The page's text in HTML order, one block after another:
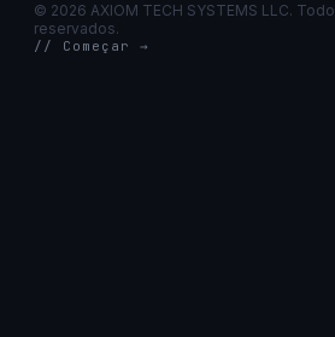
© 2026 AXIOM TECH SYSTEMS LLC.
reservados.
// Começar →